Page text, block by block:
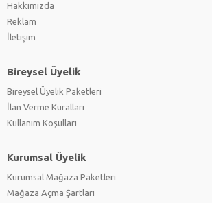
Hakkımızda
Reklam
İletişim
Bireysel Üyelik
Bireysel Üyelik Paketleri
İlan Verme Kuralları
Kullanım Koşulları
Kurumsal Üyelik
Kurumsal Mağaza Paketleri
Mağaza Açma Şartları